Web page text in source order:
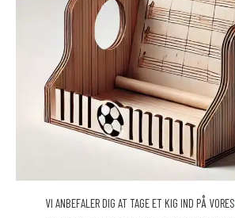
VI ANBEFALER DIG AT TAGE ET KIG IND PÅ VORES